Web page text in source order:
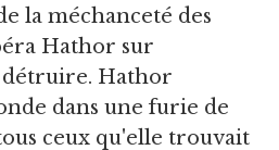
la méchanceté des
Hathor sur
Hathor
dans une furie de
ceux qu'elle trouvait